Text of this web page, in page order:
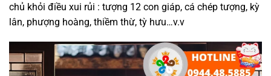
chủ khỏi điều xui rủi : tượng 12 con giáp, cá chép tượng, kỳ
lân, phượng hoàng, thiềm thừ, tỳ hưu…v.v